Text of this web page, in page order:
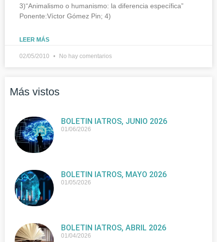
3)“Animalismo o humanismo: la diferencia específica”
Ponente:Víctor Gómez Pin; 4)
LEER MÁS
02/05/2010 No hay comentarios
Más vistos
BOLETIN IATROS, JUNIO 2026
01/06/2026
BOLETIN IATROS, MAYO 2026
01/05/2026
BOLETIN IATROS, ABRIL 2026
01/04/2026